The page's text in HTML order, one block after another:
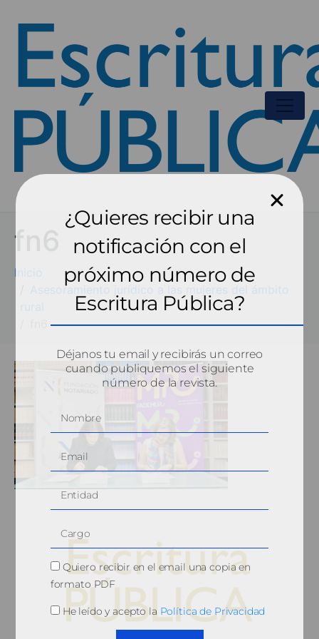
fn6
Inicio
Asesoramiento jurídico a las mujeres del ámbito
rural
¿Quieres recibir una
notificación con el
próximo número de
Escritura Pública?
Déjanos tu email y recibirás un correo
cuando publiquemos el siguiente
número de la revista.
Quiero recibir en el email una copia en
formato PDF
He leído y acepto la Política de Privacidad